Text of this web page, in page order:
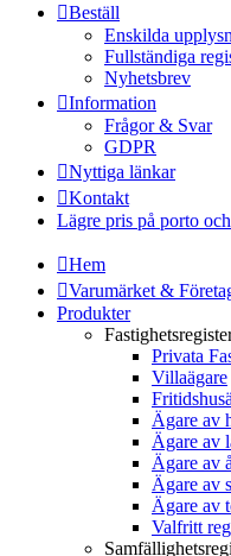
Beställ
Enskilda
Fullständiga
Nyhetsbrev
Information
Frågor & Svar
GDPR
Nyttiga länkar
Kontakt
Lägre pris på porto
Hem
Varumärket &
Produkter
Privata
Villaägare
Ägare av
Ägare av
Ägare av
Ägare av
Ägare av
Valfritt